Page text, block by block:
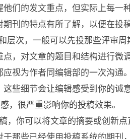
们的发文重点，但实际上每一
刊的特点有所了解，以便在投
层次，一般可以先投那些评审
，对文章的题目和结构进行微
应视为作者同编辑部的一次沟通
些细节会让编辑感受到你的诚
，很严重影响你的投稿效果。
，你可以将文章的摘要或创新